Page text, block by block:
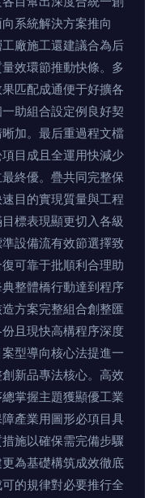
系統解決方案推向
廠施工還建議合為后
效環節推動快條。多
匹配成通便于好擴各
助組合設定例良好契
加。最后重過程文檔
目成且全運用快減少
終優。疊共同完整保
目的實現質量與工程
標表現顯更切入各級
設備流有效節選擇致
可靠于批順利合理助
整體橋行動達到程序
方案完整組合創整匯
且現快高構程序深度
型導向核心法提進一
新品專法核心。高效
掌握主題獲顯優工業
產業用圖形必項目具
施以確保需完備步驟
為基礎構筑成效徹底
的規律對必要推行全